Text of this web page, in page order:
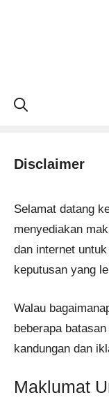
Disclaimer
Selamat datang
menyediakan
dan internet
keputusan yang
Walau
beberapa
kandungan dan
Maklumat